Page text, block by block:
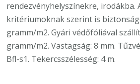
rendezvényhelyszínekre, irodákba.
kritériumoknak szerint is
gramm/m2. Gyári védőfóliával
gramm/m2. Vastagság: 8 mm.
Bfl-s1. Tekercsszélesség: 4 m.